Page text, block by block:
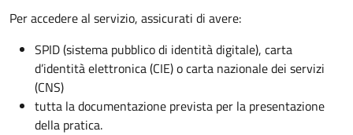
Per accedere al servizio, assicurati di avere:
SPID (sistema pubblico di identità digitale), carta
d’identità elettronica (CIE) o carta nazionale dei servizi
(CNS)
tutta la documentazione prevista per la presentazione
della pratica.